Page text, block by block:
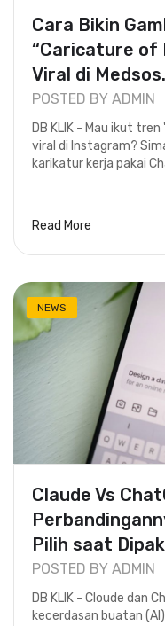
Cara Bikin
“Caricature of
Viral di
POSTED BY ADMIN
DB KLIK - Mau ikut
viral di Instagram?
karikatur kerja pakai
Read More
NEWS
Claude Vs
Pilih saat
POSTED BY ADMIN
DB KLIK - Cloude dan
kecerdasan buatan